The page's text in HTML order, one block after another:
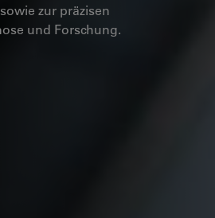
zur präzisen
und Forschung.